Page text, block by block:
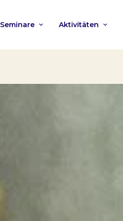
Seminare Aktivitäten